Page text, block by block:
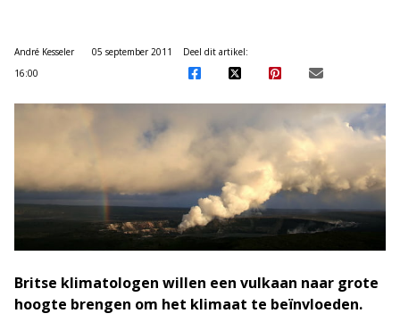
André Kesseler
05 september 2011
16:00
Deel dit artikel:
Britse klimatologen willen een vulkaan naar grote
hoogte brengen om het klimaat te beïnvloeden.